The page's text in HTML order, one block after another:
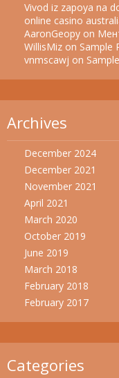
Vivod iz zapoya na
online casino
AaronGeopy on
WillisMiz on Sample
vnmscawj on
Archives
December 2024
December 2021
November 2021
April 2021
March 2020
October 2019
June 2019
March 2018
February 2018
February 2017
Categories